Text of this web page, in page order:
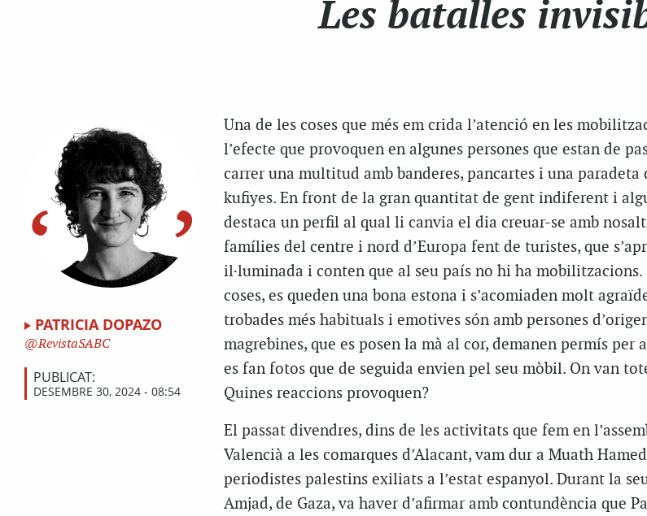
Les batalles
PATRICIA DOPAZO
RevistaSABC
PUBLICAT:
DESEMBRE 30, 2024 - 08:54
Una de les coses que més em crida l’atenció en les
l’efecte que provoquen en algunes persones que estan de
carrer una multitud amb banderes, pancartes i una paradeta
kufiyes. En front de la gran quantitat de gent indiferent i
destaca un perfil al qual li canvia el dia creuar-se amb
famílies del centre i nord d’Europa fent de turistes, que
il·luminada i conten que al seu país no hi ha mobilitzacions.
coses, es queden una bona estona i s’acomiaden molt
trobades més habituals i emotives són amb persones
magrebines, que es posen la mà al cor, demanen permís per
es fan fotos que de seguida envien pel seu mòbil. On van
Quines reaccions provoquen?
El passat divendres, dins de les activitats que fem en
Valencià a les comarques d’Alacant, vam dur a Muath
periodistes palestins exiliats a l’estat espanyol. Durant la
Amjad, de Gaza, va haver d’afirmar amb contundència que